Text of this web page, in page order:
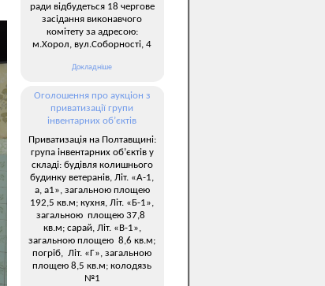
ради відбудеться 18 чергове
засідання виконавчого
комітету за адресою:
м.Хорол, вул.Соборності, 4
Докладніше
Оголошення про аукціон з
приватизації групи
інвентарних об’єктів
Приватизація на Полтавщині:
група інвентарних об’єктів у
складі: будівля колишнього
будинку ветеранів, Літ. «А-1,
а, а1», загальною площею
192,5 кв.м; кухня, Літ. «Б-1»,
загальною площею 37,8
кв.м; сарай, Літ. «В-1»,
загальною площею 8,6 кв.м;
погріб, Літ. «Г», загальною
площею 8,5 кв.м; колодязь
№1